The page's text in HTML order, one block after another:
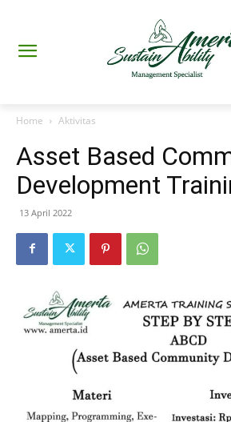
Home Aktivitas
Asset Based
Development
13 April 2022